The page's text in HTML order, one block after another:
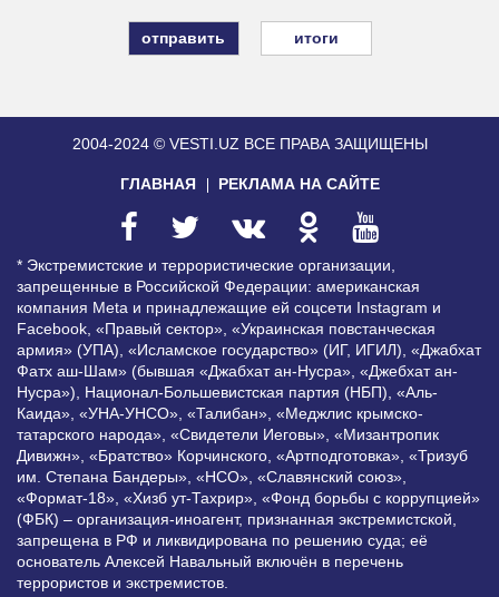
итоги
2004-2024 © VESTI.UZ ВСЕ ПРАВА ЗАЩИЩЕНЫ
ГЛАВНАЯ РЕКЛАМА НА САЙТЕ
* Экстремистские и террористические организации,
запрещенные в Российской Федерации: американская
компания Meta и принадлежащие ей соцсети Instagram и
Facebook, «Правый сектор», «Украинская повстанческая
армия» (УПА), «Исламское государство» (ИГ, ИГИЛ), «Джабхат
Фатх аш-Шам» (бывшая «Джабхат ан-Нусра», «Джебхат ан-
Нусра»), Национал-Большевистская партия (НБП), «Аль-
Каида», «УНА-УНСО», «Талибан», «Меджлис крымско-
татарского народа», «Свидетели Иеговы», «Мизантропик
Дивижн», «Братство» Корчинского, «Артподготовка», «Тризуб
им. Степана Бандеры», «НСО», «Славянский союз»,
«Формат-18», «Хизб ут-Тахрир», «Фонд борьбы с коррупцией»
(ФБК) – организация-иноагент, признанная экстремистской,
запрещена в РФ и ликвидирована по решению суда; её
основатель Алексей Навальный включён в перечень
террористов и экстремистов.